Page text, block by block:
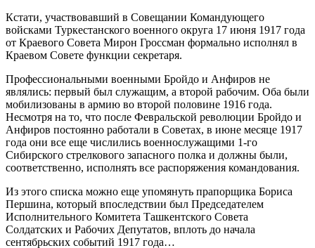
Кстати, участвовавший в Совещании Командующего
войсками Туркестанского военного округа 17 июня 1917 года
от Краевого Совета Мирон Гроссман формально исполнял в
Краевом Совете функции секретаря.
Профессиональными военными Бройдо и Анфиров не
являлись: первый был служащим, а второй рабочим. Оба были
мобилизованы в армию во второй половине 1916 года.
Несмотря на то, что после Февральской революции Бройдо и
Анфиров постоянно работали в Советах, в июне месяце 1917
года они все еще числились военнослужащими 1-го
Сибирского стрелкового запасного полка и должны были,
соответственно, исполнять все распоряжения командования.
Из этого списка можно еще упомянуть прапорщика Бориса
Першина, который впоследствии был Председателем
Исполнительного Комитета Ташкентского Совета
Солдатских и Рабочих Депутатов, вплоть до начала
сентябрьских событий 1917 года…